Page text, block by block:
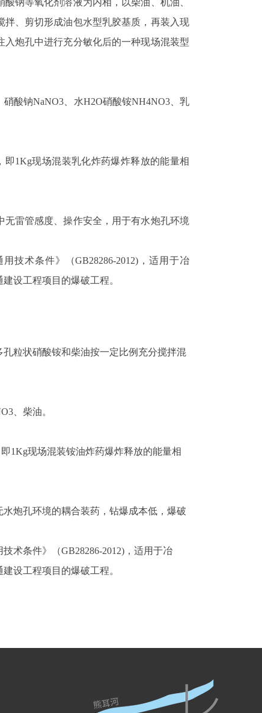
钠等氧化剂溶液为内相，以柴油、机油、
、剪切形成油包水型乳胶基质，再装入现
炮孔中进行充分敏化后的一种现场混装型
酸钠NaNO3、水H2O硝酸铵NH4NO3、乳
1Kg现场混装乳化炸药爆炸释放的能量相
雷管感度、操作安全，用于有水炮孔环境
技术条件》（GB28286-2012)，适用于冶
设工程项目的爆破工程。
粒状硝酸铵和柴油按一定比例充分搅拌混
、柴油。
1Kg现场混装铵油炸药爆炸释放的能量相
炮孔环境的耦合装药，钻爆成本低，爆破
术条件》（GB28286-2012)，适用于冶
设工程项目的爆破工程。